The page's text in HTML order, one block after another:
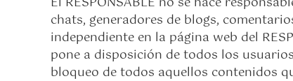
chats, generadores de blogs,
independiente en la página web del
pone a disposición de todos los
bloqueo de todos aquellos contenidos